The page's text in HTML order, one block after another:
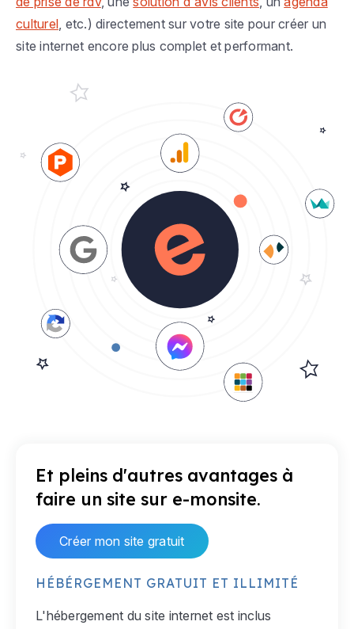
culturel, etc.) directement sur votre site pour créer un
site internet encore plus complet et performant.
Et pleins d'autres avantages à
faire un site sur e-monsite.
Créer mon site gratuit
HÉBÉRGEMENT GRATUIT ET ILLIMITÉ
L'hébergement du site internet est inclus